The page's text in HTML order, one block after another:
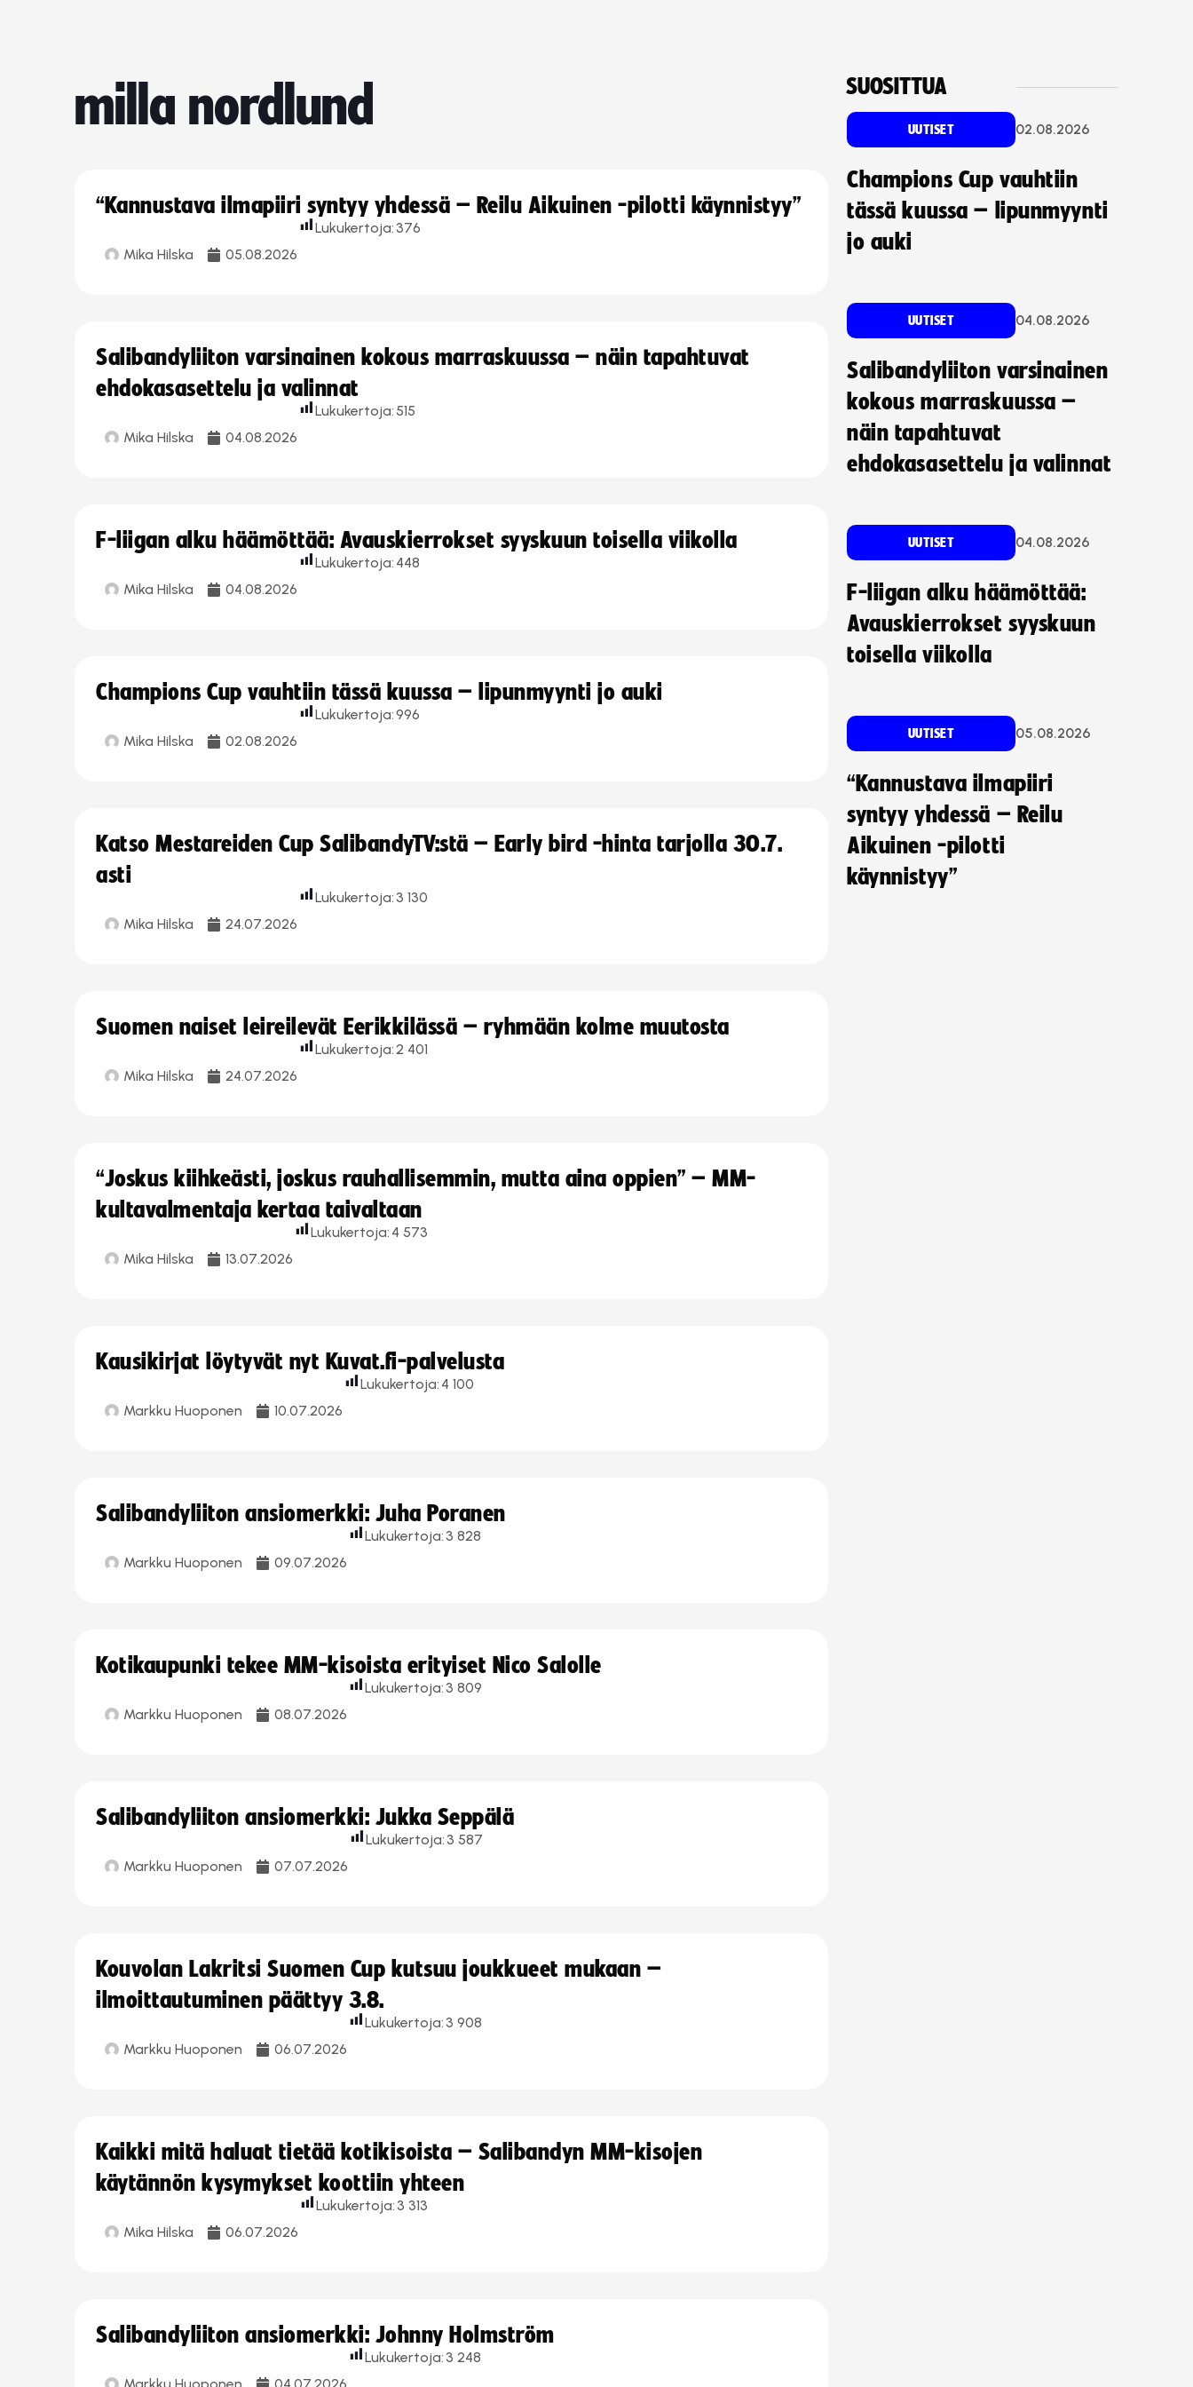
milla nordlund
“Kannustava ilmapiiri syntyy yhdessä – Reilu Aikuinen -pilotti käynnistyy”
Mika Hilska 05.08.2026
Lukukertoja: 376
Salibandyliiton varsinainen kokous marraskuussa – näin tapahtuvat
ehdokasasettelu ja valinnat
Mika Hilska 04.08.2026
Lukukertoja: 515
F-liigan alku häämöttää: Avauskierrokset syyskuun toisella viikolla
Mika Hilska 04.08.2026
Lukukertoja: 448
Champions Cup vauhtiin tässä kuussa – lipunmyynti jo auki
Mika Hilska 02.08.2026
Lukukertoja:996
Katso Mestareiden Cup SalibandyTV:stä – Early bird -hinta tarjolla 30.7.
asti
Mika Hilska 24.07.2026
Lukukertoja: 3 130
Suomen naiset leireilevät Eerikkilässä – ryhmään kolme muutosta
Mika Hilska 24.07.2026
Lukukertoja:2 401
“Joskus kiihkeästi, joskus rauhallisemmin, mutta aina oppien” – MM-
kultavalmentaja kertaa taivaltaan
Mika Hilska 13.07.2026
Lukukertoja: 4 573
Kausikirjat löytyvät nyt Kuvat.fi-palvelusta
Markku Huoponen 10.07.2026
Lukukertoja: 4 100
Salibandyliiton ansiomerkki: Juha Poranen
Markku Huoponen 09.07.2026
Lukukertoja: 3 828
Kotikaupunki tekee MM-kisoista erityiset Nico Salolle
Markku Huoponen 08.07.2026
Lukukertoja: 3 809
Salibandyliiton ansiomerkki: Jukka Seppälä
Markku Huoponen 07.07.2026
Lukukertoja: 3 587
Kouvolan Lakritsi Suomen Cup kutsuu joukkueet mukaan –
ilmoittautuminen päättyy 3.8.
Markku Huoponen 06.07.2026
Lukukertoja: 3 908
Kaikki mitä haluat tietää kotikisoista – Salibandyn MM-kisojen
käytännön kysymykset koottiin yhteen
Mika Hilska 06.07.2026
Lukukertoja: 3 313
Salibandyliiton ansiomerkki: Johnny Holmström
Lukukertoja: 3 248
SUOSITTUA
UUTISET 02.08.2026
Champions Cup vauhtiin
tässä kuussa – lipunmyynti
jo auki
UUTISET 04.08.2026
Salibandyliiton varsinainen
kokous marraskuussa –
näin tapahtuvat
ehdokasasettelu ja valinnat
UUTISET 04.08.2026
F-liigan alku häämöttää:
Avauskierrokset syyskuun
toisella viikolla
UUTISET 05.08.2026
“Kannustava ilmapiiri
syntyy yhdessä – Reilu
Aikuinen -pilotti
käynnistyy”